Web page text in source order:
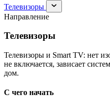
Телевизоры
Раскрыть
раздел
Направление
Телевизоры
Телевизоры и Smart TV: нет
не включается, зависает
дом.
С чего начать